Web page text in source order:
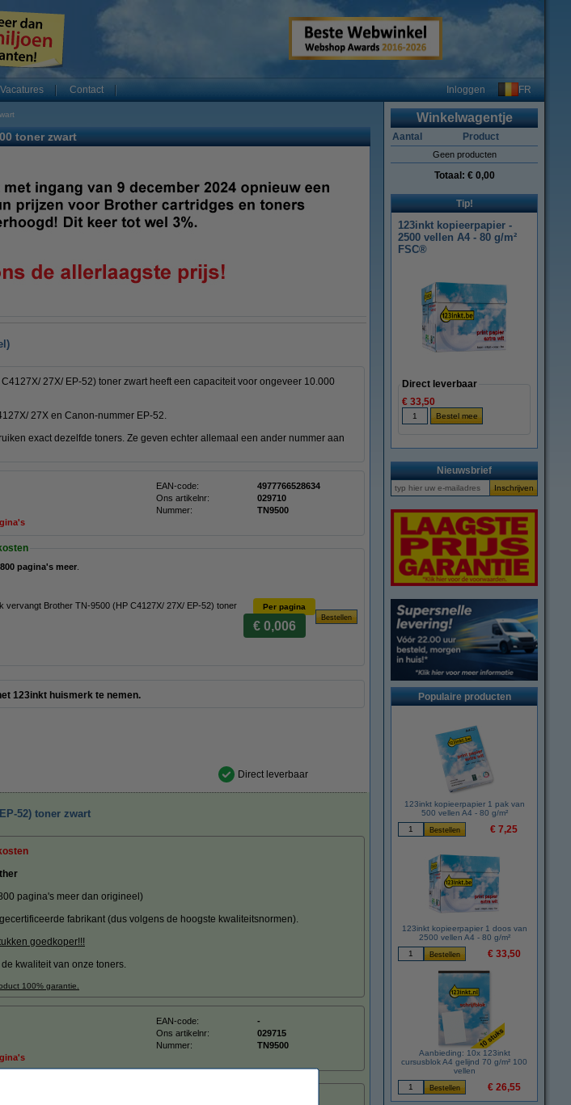
Vacatures Contact Inloggen FR
toner zwart
27X/ EP-52) toner zwart heeft een capaciteit voor ongeveer 10.000
27X en Canon-nummer EP-52.
exact dezelfde toners. Ze geven echter allemaal een ander nummer aan
EAN-code:
4977766528634
Ons artikelnr:
029710
Nummer:
TN9500
800 pagina's meer
vervangt Brother TN-9500 (HP C4127X/ 27X/ EP-52) toner
Per pagina
€ 0,006
123inkt huismerk te nemen.
Direct leverbaar
52) toner zwart
pagina's meer dan origineel)
gecertificeerde fabrikant (dus volgens de hoogste kwaliteitsnormen).
goedkoper!!!
kwaliteit van onze toners.
100% garantie.
EAN-code:
-
Ons artikelnr:
029715
Nummer:
TN9500
huismerk) te nemen i.p.v. de Brother-uitvoering.
Winkelwagentje
Aantal Product
Geen producten
Totaal: € 0,00
Tip!
123inkt kopieerpapier -
2500 vellen A4 - 80 g/m²
FSC®
Direct leverbaar
€ 33,50
Nieuwsbrief
Populaire producten
123inkt kopieerpapier 1 pak van
500 vellen A4 - 80 g/m²
€ 7,25
123inkt kopieerpapier 1 doos van
2500 vellen A4 - 80 g/m²
€ 33,50
Aanbieding: 10x 123inkt
cursusblok A4 gelijnd 70 g/m² 100
vellen
€ 26,55